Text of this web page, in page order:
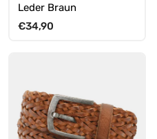
Leder Braun
Normaler Preis
€34,90